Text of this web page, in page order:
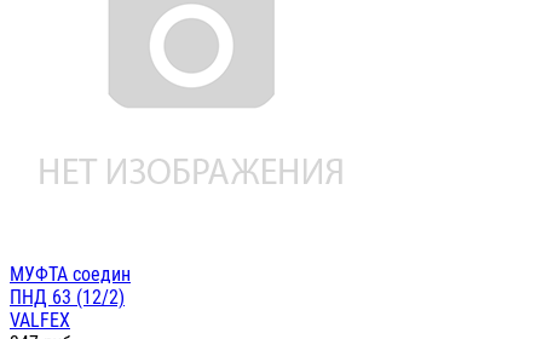
МУФТА соедин
ПНД 63 (12/2)
VALFEX